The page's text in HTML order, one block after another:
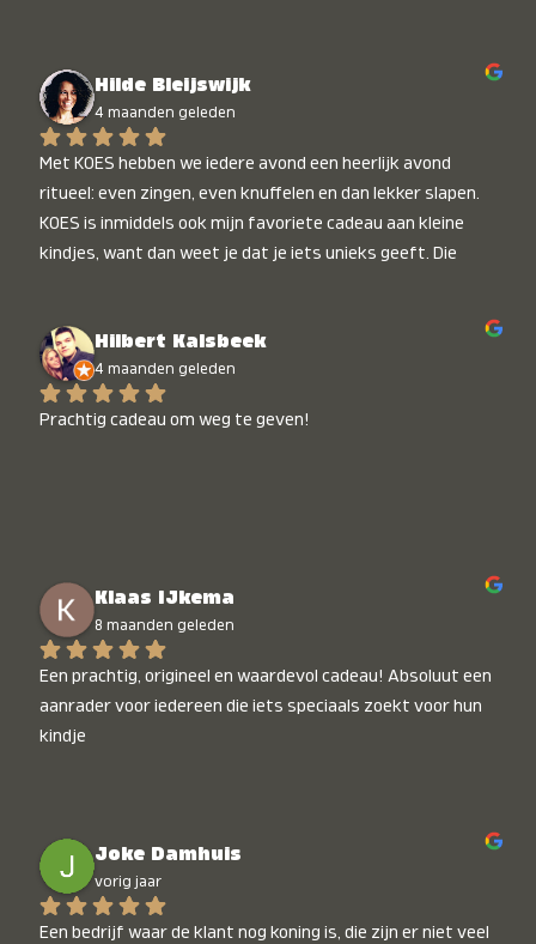
Hilde Bleijswijk
4 maanden geleden
Met KOES hebben we iedere avond een heerlijk avond
ritueel: even zingen, even knuffelen en dan lekker slapen.
KOES is inmiddels ook mijn favoriete cadeau aan kleine
kindjes, want dan weet je dat je iets unieks geeft. Die
Hilbert Kalsbeek
4 maanden geleden
Prachtig cadeau om weg te geven!
Klaas IJkema
8 maanden geleden
Een prachtig, origineel en waardevol cadeau! Absoluut een
aanrader voor iedereen die iets speciaals zoekt voor hun
kindje
Joke Damhuis
vorig jaar
Een bedrijf waar de klant nog koning is, die zijn er niet veel